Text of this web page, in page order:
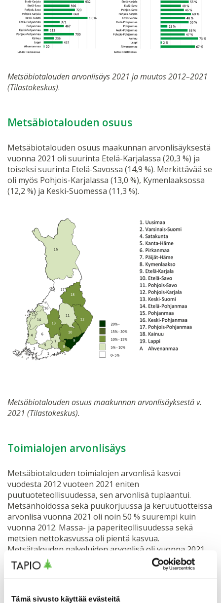
Tämä sivusto käyttää evästeitä
Metsäbiotalouden arvonlisäys 2021 ja muutos 2012–2021
(Tilastokeskus).
Metsäbiotalouden osuus
Metsäbiotalouden osuus maakunnan arvonlisäyksestä
vuonna 2021 oli suurinta Etelä-Karjalassa (20,3 %) ja
toiseksi suurinta Etelä-Savossa (14,9 %). Merkittävää se
oli myös Pohjois-Karjalassa (13,0 %), Kymenlaaksossa
(12,2 %) ja Keski-Suomessa (11,3 %).
Metsäbiotalouden osuus maakunnan arvonlisäyksestä v.
2021 (Tilastokeskus).
Toimialojen arvonlisäys
Metsäbiotalouden toimialojen arvonlisä kasvoi
vuodesta 2012 vuoteen 2021 eniten
puutuoteteollisuudessa, sen arvonlisä tuplaantui.
Metsänhoidossa sekä puukorjuussa ja keruutuotteissa
arvonlisä vuonna 2021 oli noin 50 % suurempi kuin
vuonna 2012. Massa- ja paperiteollisuudessa sekä
metsien nettokasvussa oli pientä kasvua.
Metsätalouden palveluiden arvonlisä oli vuonna 2021
noin 50 % pienempi kuin vuonna 2012.